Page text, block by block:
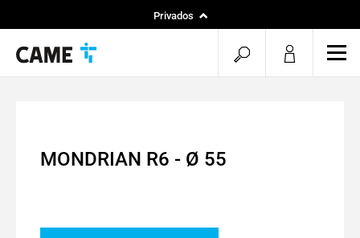
Privados
pesquisa
aberta
MONDRIAN R6 - Ø 55